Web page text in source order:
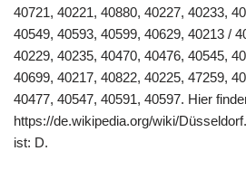
40721, 40221, 40880, 40227, 40233,
40549, 40593, 40599, 40629, 40213 /
40229, 40235, 40470, 40476, 40545,
40699, 40217, 40822, 40225, 47259,
40477, 40547, 40591, 40597. Hier
https://de.wikipedia.org/wiki/
ist: D.